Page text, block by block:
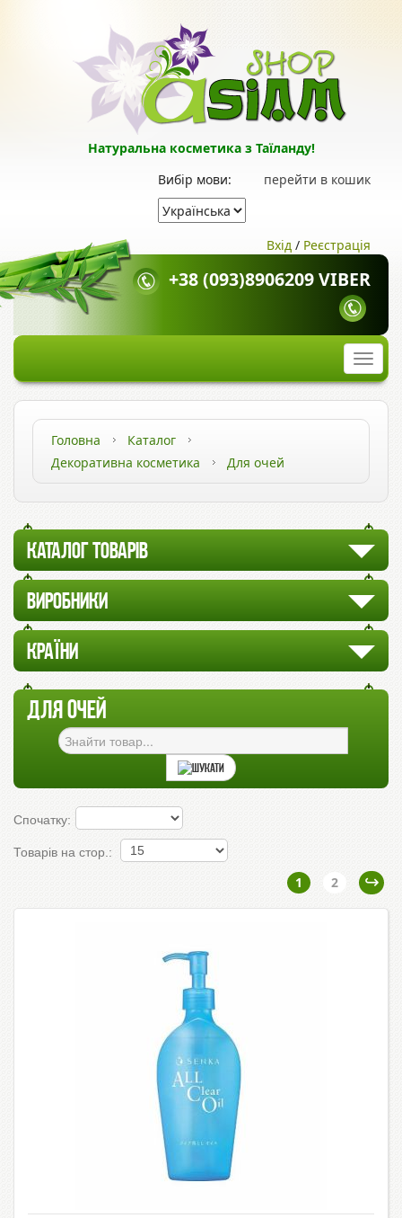
Натуральна косметика з Таїланду!
перейти в кошик
Вибір мови:
Вхід / Реєстрація
+38 (093)8906209 VIBER
Головна
Каталог
Декоративна косметика
Для очей
КАТАЛОГ ТОВАРІВ
ВИРОБНИКИ
КРАЇНИ
ДЛЯ ОЧЕЙ
Спочатку:
Товарів на стор.:
1 2